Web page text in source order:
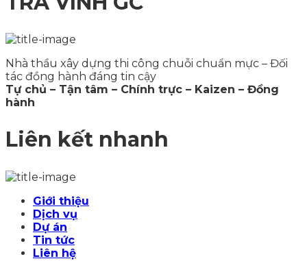
Nhà thầu xây dựng thi công chuỗi chuẩn mực – Đối
tác đồng hành đáng tin cậy
Tự chủ – Tận tâm – Chính trực – Kaizen – Đồng
hành
Liên kết nhanh
Giới thiệu
Dịch vụ
Dự án
Tin tức
Liên hệ